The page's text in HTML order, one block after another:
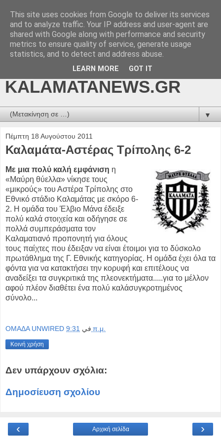
kalamatanews.gr -
ΜΕΣΣΗΝΙΑΚΑ ΝΕΑ
ONLINE-
KALAMATANEWS.GR
▼
Πέμπτη 18 Αυγούστου 2011
Καλαμάτα-Αστέρας Τρίπολης 6-2
Με μια πολύ καλή εμφάνιση η
«Μαύρη θύελλα» νίκησε τους
«μικρούς» του Αστέρα Τρίπολης στο
Εθνικό στάδιο Καλαμάτας με σκόρο 6-
2. Η ομάδα του Έλβιο Μάνα έδειξε
πολύ καλά στοιχεία και οδήγησε σε
πολλά συμπεράσματα τον
Καλαματιανό προπονητή για όλους
τους παίχτες που έδειξαν να είναι έτοιμοι για το δύσκολο
πρωτάθλημα της Γ. Εθνικής κατηγορίας. Η ομάδα έχει όλα τα
φόντα για να κατακτήσει την κορυφή και επιτέλους να
αναδείξει τα συγκριτικά της πλεονεκτήματα.....για το μέλλον
αφού πλέον διαθέτει ένα πολύ καλάσυγκροτημένος
σύνολο...
OMAΔΑ UNWIRED في 9:31 π.μ.
Κοινή χρήση
Δεν υπάρχουν σχόλια:
Δημοσίευση σχολίου
‹ ›
Αρχική σελίδα
This site uses cookies from Google to deliver its services
and to analyze traffic. Your IP address and user-agent are
shared with Google along with performance and security
metrics to ensure quality of service, generate usage
statistics, and to detect and address abuse.
LEARN MORE GOT IT